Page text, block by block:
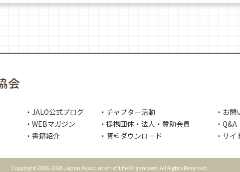
・JALO公式ブログ ・チャプター活動
・お問
・WEBマガジン ・提携団体・法人・賛助会員
・Q&A
・書籍紹介 ・資料ダウンロード ・サイ
Copyright 2008-2026 Japan Association of Life Organizers. All Rights Reserved.